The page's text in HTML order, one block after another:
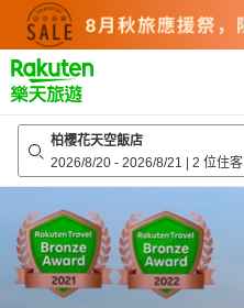
top
page
柏櫻花天空飯店
2026/8/20 - 2026/8/21 | 2 位住客